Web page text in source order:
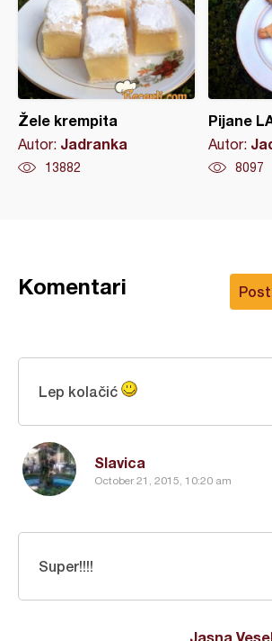
Žele krempita
Autor: Jadranka
13882
Pijane
Autor:
8097
Komentari
Slavica
October 21, 2015, 10:20 am
Lep kolačić
Jasna
Super!!!!